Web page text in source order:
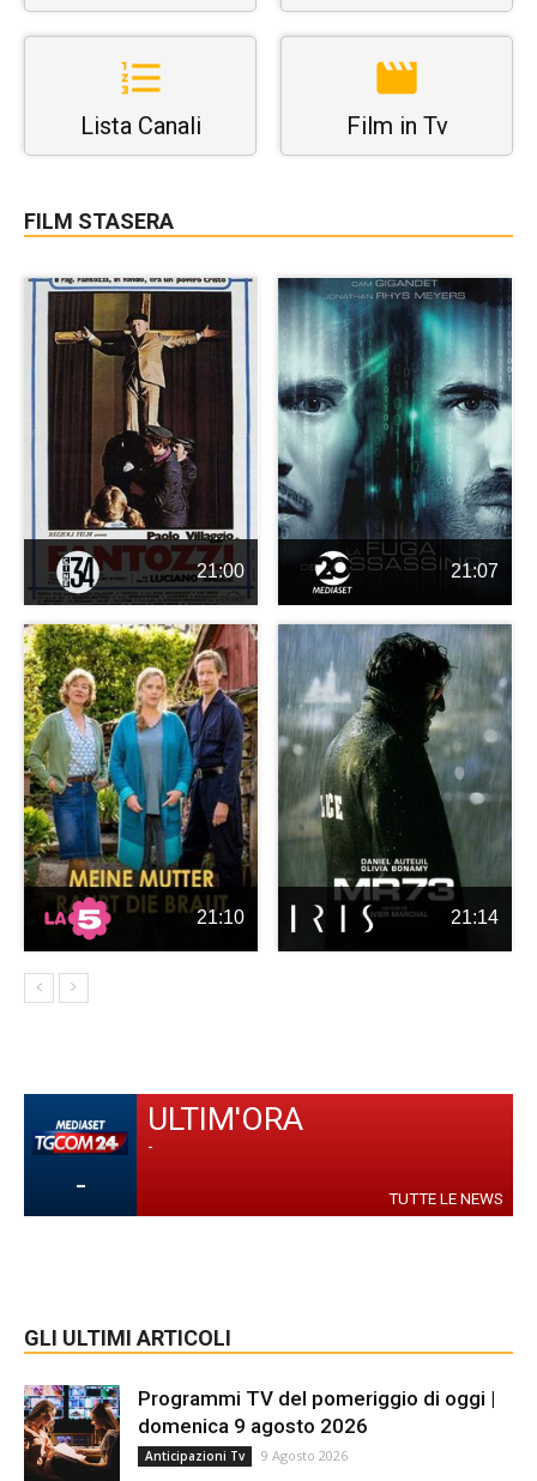
Lista Canali Film in Tv
FILM STASERA
21:00 21:07
21:10 21:14
-
ULTIM'ORA
-
TUTTE LE NEWS
GLI ULTIMI ARTICOLI
Programmi TV del pomeriggio di oggi |
domenica 9 agosto 2026
Anticipazioni Tv 9 Agosto 2026